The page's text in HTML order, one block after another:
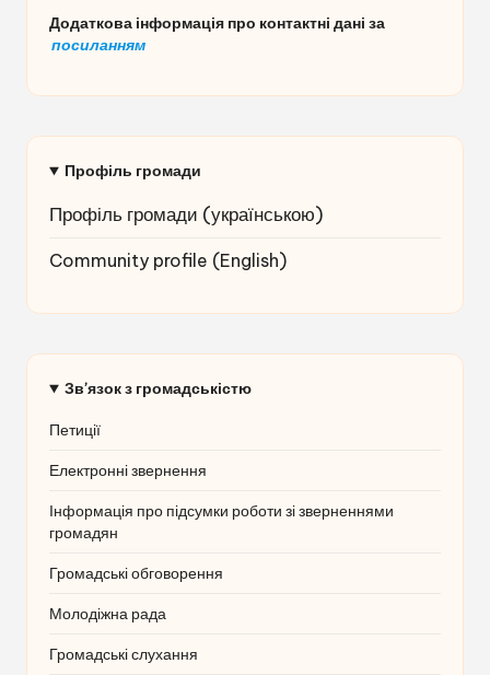
Додаткова інформація про контактні дані за
посиланням
Профіль громади
Профіль громади (українською)
Community profile (English)
Зв’язок з громадськістю
Петиції
Електронні звернення
Інформація про підсумки роботи зі зверненнями
громадян
Громадські обговорення
Молодіжна рада
Громадські слухання